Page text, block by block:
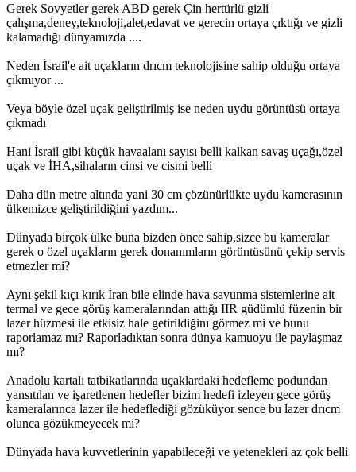
Gerek Sovyetler gerek ABD gerek Çin hertürlü gizli
çalışma,deney,teknoloji,alet,edavat ve gerecin ortaya çıktığı ve gizli
kalamadığı dünyamızda ....
Neden İsrail'e ait uçakların drıcm teknolojisine sahip olduğu ortaya
çıkmıyor ...
Veya böyle özel uçak geliştirilmiş ise neden uydu görüntüsü ortaya
çıkmadı
Hani İsrail gibi küçük havaalanı sayısı belli kalkan savaş uçağı,özel
uçak ve İHA,sihaların cinsi ve cismi belli
Daha dün metre altında yani 30 cm çözünürlükte uydu kamerasının
ülkemizce geliştirildiğini yazdım...
Dünyada birçok ülke buna bizden önce sahip,sizce bu kameralar
gerek o özel uçakların gerek donanımların görüntüsünü çekip servis
etmezler mi?
Aynı şekil kıçı kırık İran bile elinde hava savunma sistemlerine ait
termal ve gece görüş kameralarından attığı IIR güdümlü füzenin bir
lazer hüzmesi ile etkisiz hale getirildiğinı görmez mi ve bunu
raporlamaz mı? Raporladıktan sonra dünya kamuoyu ile paylaşmaz
mı?
Anadolu kartalı tatbikatlarında uçaklardaki hedefleme podundan
yansıtılan ve işaretlenen hedefler bizim hedefi izleyen gece görüş
kameralarınca lazer ile hedeflediği gözüküyor sence bu lazer drıcm
olunca gözükmeyecek mi?
Dünyada hava kuvvetlerinin yapabileceği ve yetenekleri az çok belli